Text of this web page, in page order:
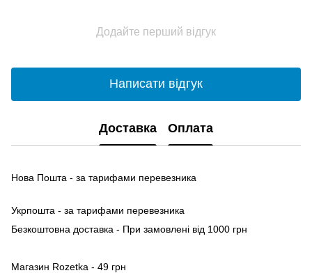
Додайте перший відгук
Написати відгук
Доставка Оплата
Нова Пошта - за тарифами перевезника
Укрпошта - за тарифами перевезника
Безкоштовна доставка - При замовлені від 1000 грн
Магазин Rozetka - 49 грн